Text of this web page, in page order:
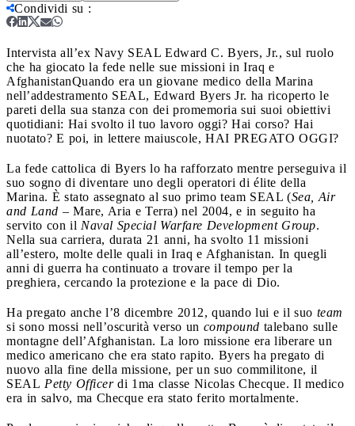
Condividi su :
Intervista all’ex Navy SEAL Edward C. Byers, Jr., sul ruolo
che ha giocato la fede nelle sue missioni in Iraq e
AfghanistanQuando era un giovane medico della Marina
nell’addestramento SEAL, Edward Byers Jr. ha ricoperto le
pareti della sua stanza con dei promemoria sui suoi obiettivi
quotidiani: Hai svolto il tuo lavoro oggi? Hai corso? Hai
nuotato? E poi, in lettere maiuscole, HAI PREGATO OGGI?
La fede cattolica di Byers lo ha rafforzato mentre perseguiva il
suo sogno di diventare uno degli operatori di élite della
Marina. È stato assegnato al suo primo team SEAL (Sea, Air
and Land – Mare, Aria e Terra) nel 2004, e in seguito ha
servito con il Naval Special Warfare Development Group.
Nella sua carriera, durata 21 anni, ha svolto 11 missioni
all’estero, molte delle quali in Iraq e Afghanistan. In quegli
anni di guerra ha continuato a trovare il tempo per la
preghiera, cercando la protezione e la pace di Dio.
Ha pregato anche l’8 dicembre 2012, quando lui e il suo team
si sono mossi nell’oscurità verso un compound talebano sulle
montagne dell’Afghanistan. La loro missione era liberare un
medico americano che era stato rapito. Byers ha pregato di
nuovo alla fine della missione, per un suo commilitone, il
SEAL Petty Officerdi 1ma classe Nicolas Checque. Il medico
era in salvo, ma Checque era stato ferito mortalmente.